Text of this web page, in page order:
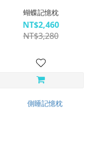
蝴蝶記憶枕
NT$2,460
NT$3,280